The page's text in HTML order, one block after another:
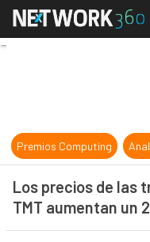
Premios Computing
Los precios de las
TMT aumentan un